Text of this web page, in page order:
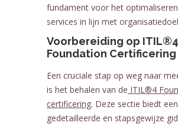
fundament voor het
services in lijn met
Voorbereiding op ITIL®4
Foundation Certificering
Een cruciale stap op weg naar
is het behalen van de ITIL®4
certificering. Deze sectie biedt een
gedetailleerde en stapsgewijze